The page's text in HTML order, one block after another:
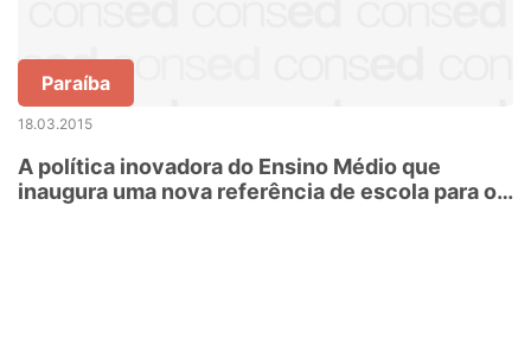
Paraíba
18.03.2015
A política inovadora do Ensino Médio que
inaugura uma nova referência de escola para o